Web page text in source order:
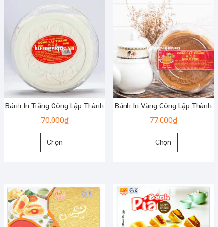
Bánh In Trắng Công Lập Thành
70.000₫
Chọn
Sản
biến
thể.
Các
Bánh In Vàng Công Lập Thành
77.000₫
Chọn
Sản
biến
thể.
Các